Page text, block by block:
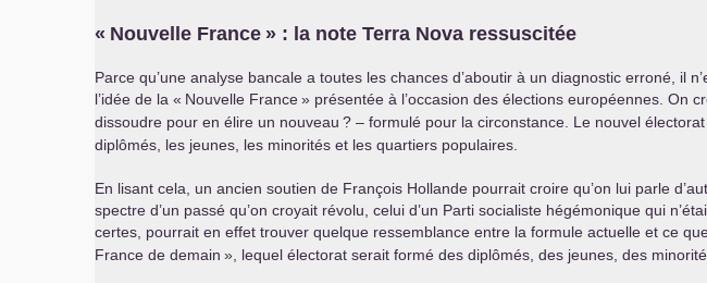
« Nouvelle France » : la note Terra Nova ressuscitée
Parce qu’une analyse bancale a toutes les chances d’aboutir à un diagnostic erroné, il
l’idée de la « Nouvelle France» présentée à l’occasion des élections européennes. On
dissoudre pour en élire un nouveau ? – formulé pour la circonstance. Le nouvel
diplômés, les jeunes, les minorités et les quartiers populaires.
En lisant cela, un ancien soutien de François Hollande pourrait croire qu’on lui parle
spectre d’un passé qu’on croyait révolu, celui d’un Parti socialiste hégémonique qui
certes, pourrait en effet trouver quelque ressemblance entre la formule actuelle et ce
France de demain », lequel électorat serait formé des diplômés, des jeunes, des